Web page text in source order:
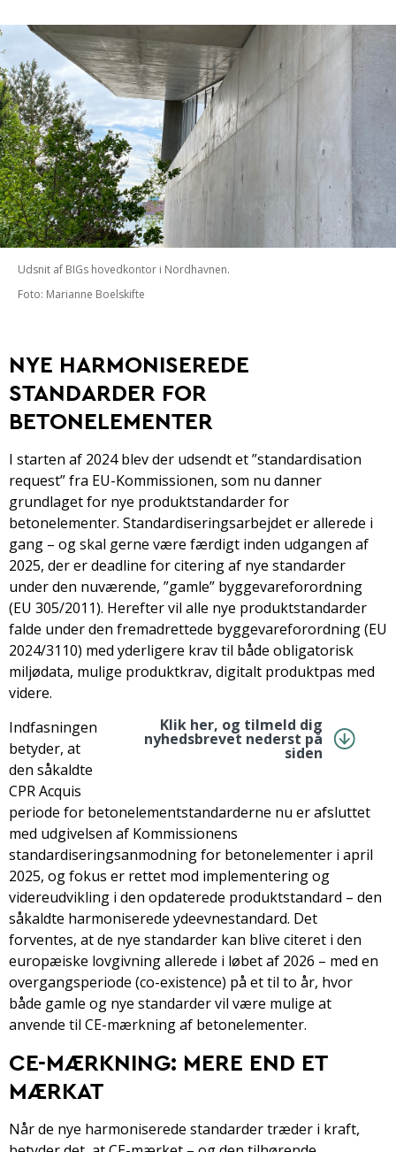
Udsnit af BIGs hovedkontor i Nordhavnen.
Foto: Marianne Boelskifte
NYE HARMONISEREDE
STANDARDER FOR
BETONELEMENTER
I starten af 2024 blev der udsendt et ”standardisation
request” fra EU-Kommissionen, som nu danner
grundlaget for nye produktstandarder for
betonelementer. Standardiseringsarbejdet er allerede i
gang – og skal gerne være færdigt inden udgangen af
2025, der er deadline for citering af nye standarder
under den nuværende, ”gamle” byggevareforordning
(EU 305/2011). Herefter vil alle nye produktstandarder
falde under den fremadrettede byggevareforordning (EU
2024/3110) med yderligere krav til både obligatorisk
miljødata, mulige produktkrav, digitalt produktpas med
videre.
Klik her, og tilmeld dig
nyhedsbrevet nederst på
siden
Indfasningen
betyder, at
den såkaldte
CPR Acquis
periode for betonelementstandarderne nu er afsluttet
med udgivelsen af Kommissionens
standardiseringsanmodning for betonelementer i april
2025, og fokus er rettet mod implementering og
videreudvikling i den opdaterede produktstandard – den
såkaldte harmoniserede ydeevnestandard. Det
forventes, at de nye standarder kan blive citeret i den
europæiske lovgivning allerede i løbet af 2026 – med en
overgangsperiode (co-existence) på et til to år, hvor
både gamle og nye standarder vil være mulige at
anvende til CE-mærkning af betonelementer.
CE-MÆRKNING: MERE END ET
MÆRKAT
Når de nye harmoniserede standarder træder i kraft,